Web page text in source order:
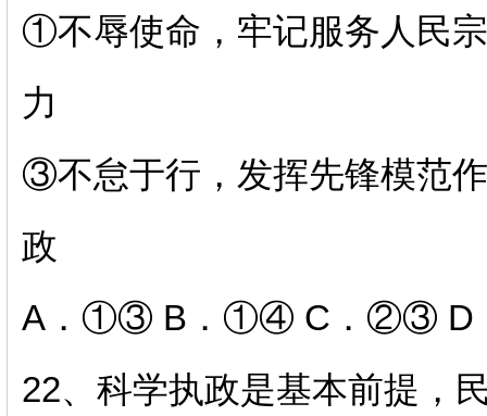
①不辱使命，牢记服务人民
力
③不怠于行，发挥先锋模范
政
A．①③ B．①④ C．②③
22、 科学执政是基本前提，